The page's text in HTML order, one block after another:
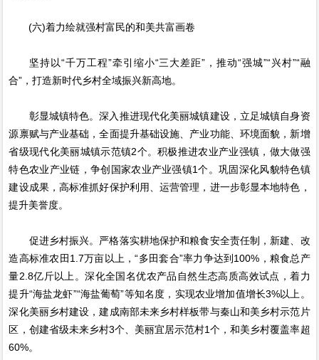
(六)着力绘就强村富民的和美共富画卷
坚持以“千万工程”牵引缩小“三大差距”，推动“强城”“兴村”“融
合”，打造新时代乡村全域振兴新高地。
彰显城镇特色。深入推进现代化美丽城镇建设，立足城镇自身资
源禀赋与产业基础，全面提升基础设施、产业功能、环境面貌，新增
省级现代化美丽城镇示范镇2个。积极推进农业产业强镇，做大做强
特色农业产业链，争创国家农业产业强镇1个。巩固深化风貌特色镇
建设成果，高标准抓好保护利用、运营管理，进一步彰显本地特色，
提升美誉度。
促进乡村振兴。严格落实耕地保护和粮食安全责任制，新建、改
造高标准农田1.7万亩以上，“多田套合”率力争达到100%，粮食总产
量2.8亿斤以上。深化全国名优农产品自然生态高质高效试点，着力
提升“海盐龙虾”“海盐葡萄”等知名度，实现农业增加值增长3%以上。
深化美丽乡村建设，建成南部未来乡村样板带与秦山和美乡村示范片
区，创建省级未来乡村3个、美丽宜居示范村1个，和美乡村覆盖率超
60%。